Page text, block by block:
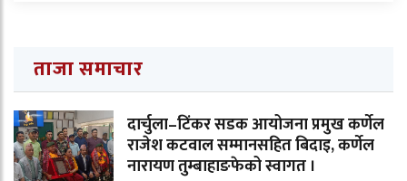
ताजा समाचार
दार्चुला–टिंकर सडक आयोजना प्रमुख कर्णेल
राजेश कटवाल सम्मानसहित बिदाइ, कर्णेल
नारायण तुम्बाहाङफेको स्वागत ।